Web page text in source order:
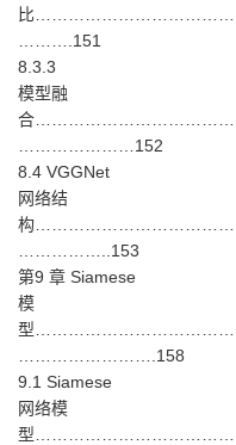
比
……….151
8.3.3
模型融
合
…………………152
8.4 VGGNet
网络结
构
……………..153
第9 章 Siamese
模
型
…………………….158
9.1 Siamese
网络模
型